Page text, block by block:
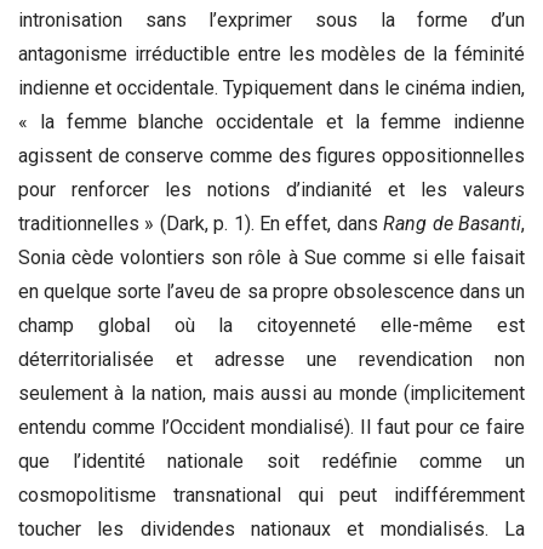
intronisation sans l’exprimer sous la forme d’un
antagonisme irréductible entre les modèles de la féminité
indienne et occidentale. Typiquement dans le cinéma indien,
« la femme blanche occidentale et la femme indienne
agissent de conserve comme des figures oppositionnelles
pour renforcer les notions d’indianité et les valeurs
traditionnelles » (Dark, p. 1). En effet, dansRang de Basanti,
Sonia cède volontiers son rôle à Sue comme si elle faisait
en quelque sorte l’aveu de sa propre obsolescence dans un
champ global où la citoyenneté elle-même est
déterritorialisée et adresse une revendication non
seulement à la nation, mais aussi au monde (implicitement
entendu comme l’Occident mondialisé). Il faut pour ce faire
que l’identité nationale soit redéfinie comme un
cosmopolitisme transnational qui peut indifféremment
toucher les dividendes nationaux et mondialisés. La